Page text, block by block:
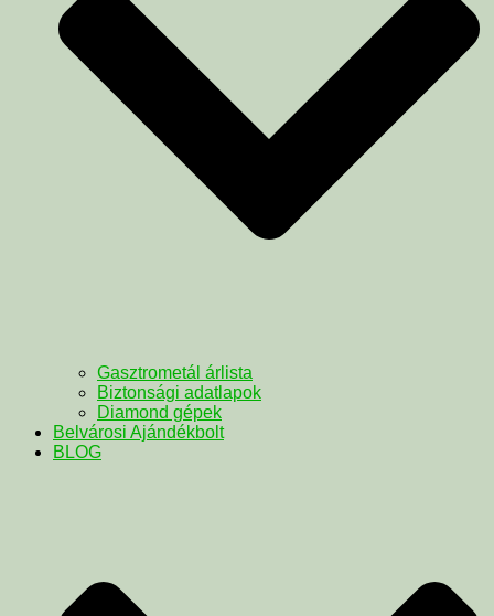
Gasztrometál árlista
Biztonsági adatlapok
Diamond gépek
Belvárosi Ajándékbolt
BLOG